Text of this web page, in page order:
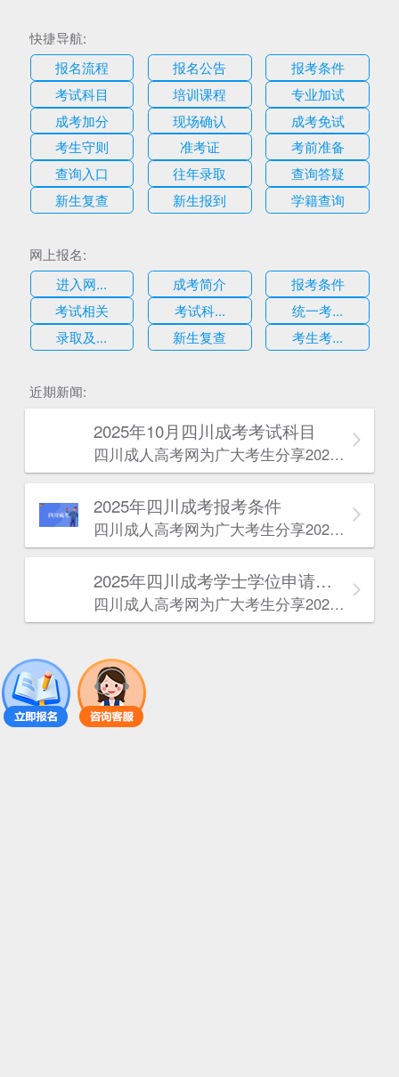
快捷导航:
报名流程
报名公告
报考条件
考试科目
培训课程
专业加试
成考加分
现场确认
成考免试
考生守则
准考证
考前准备
查询入口
往年录取
查询答疑
新生复查
新生报到 学籍查询
网上报名:
进入网...
成考简介
报考条件
考试相关
考试科...
统一考...
录取及...
新生复查 考生考...
近期新闻:
2025年10月四川成考考试科目
四川成人高考网​为广大考生分享2025年10月四川成考考试科目。为广大在职人员和社会人士提供学历提升的机会。更多四川成考考试信息，欢迎在线访问四川成人高考网。
2025年‌‌‌‌四川成考报考条件
四川成人高考网​为广大考生分享2025年‌‌‌‌四川成考报考条件。为广大在职人员和社会人士提供学历提升的机会。更多四川成考考试信息，欢迎在线访问四川成人高考网。
2025年‌‌‌‌四川成考学士学位申请条件
四川成人高考网​为广大考生分享2025年‌‌‌‌四川成考学士学位申请条件。为广大在职人员和社会人士提供学历提升的机会。更多四川成考考试信息，欢迎在线访问四川成人高考网。